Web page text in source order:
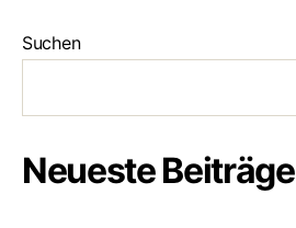
Suchen
Neueste Beiträge